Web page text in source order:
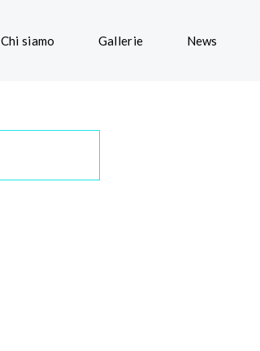
Chi siamo Gallerie News